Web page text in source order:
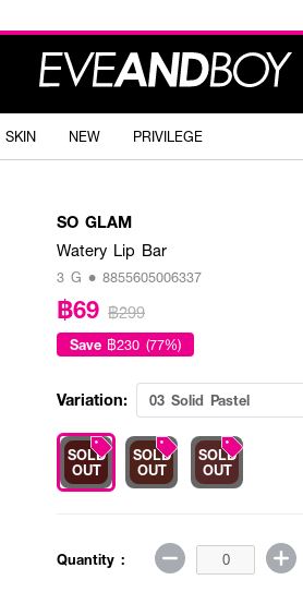
SKIN NEW PRIVILEGE
SO GLAM
Watery Lip Bar
3 G • 8855605006337
฿69 ฿299
Save ฿230 (77%)
Variation: 03 Solid Pastel
SOLD
OUT
SOLD
OUT
SOLD
OUT
Quantity :